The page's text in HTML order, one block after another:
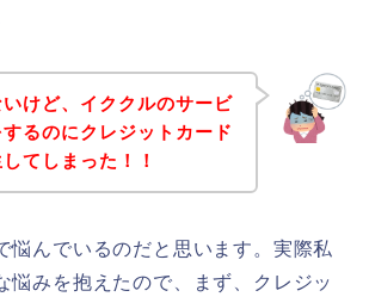
けど、イククルのサービ
るのにクレジットカード
てしまった！！
悩んでいるのだと思います。実際私
悩みを抱えたので、まず、クレジッ